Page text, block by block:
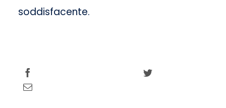
soddisfacente.